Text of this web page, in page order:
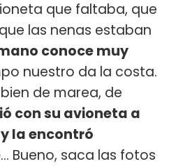
que faltaba, que
las nenas estaban
conoce muy
nuestro da la costa.
de marea, de
con su avioneta a
la encontró
... Bueno, saca las fotos